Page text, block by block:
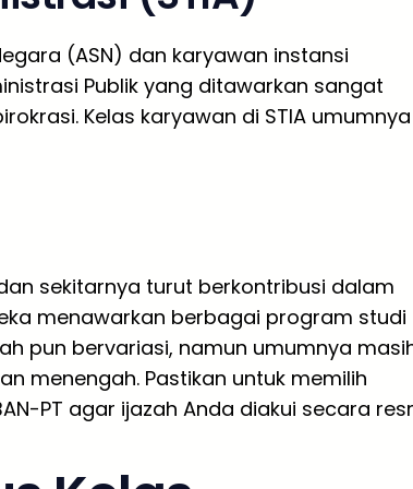
(ASN) dan karyawan instansi
Publik yang ditawarkan sangat
Kelas karyawan di STIA umumnya
sekitarnya turut berkontribusi dalam
menawarkan berbagai program studi
pun bervariasi, namun umumnya
menengah. Pastikan untuk memilih
PT agar ijazah Anda diakui secara